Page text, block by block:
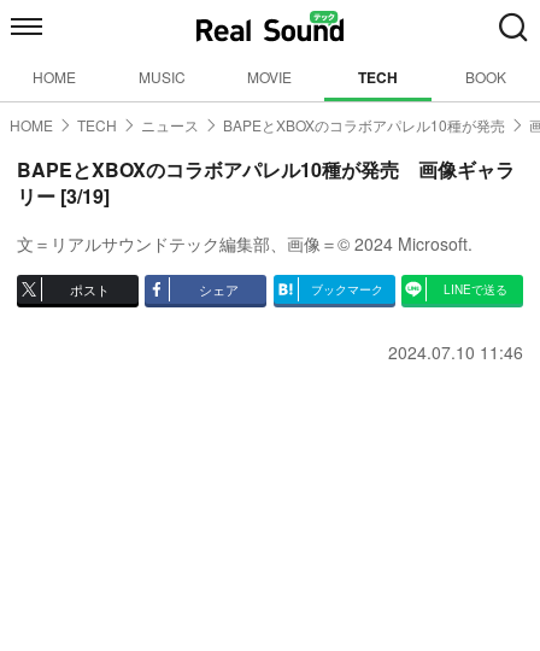
HOME MUSIC MOVIE TECH BOOK
HOME TECH ニュース BAPEとXBOXのコラボアパレル10種が発売
BAPEとXBOXのコラボアパレル10種が発売 画像ギャラ
リー [3/19]
文＝リアルサウンドテック編集部、画像＝© 2024 Microsoft.
ポスト シェア ブックマーク LINEで送る
2024.07.10 11:46